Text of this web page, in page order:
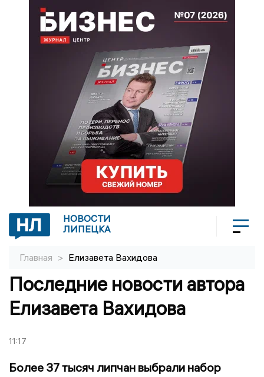
НОВОСТИ
ЛИПЕЦКА
Главная > Елизавета Вахидова
Последние новости автора
Елизавета Вахидова
11:17
Более 37 тысяч липчан выбрали набор